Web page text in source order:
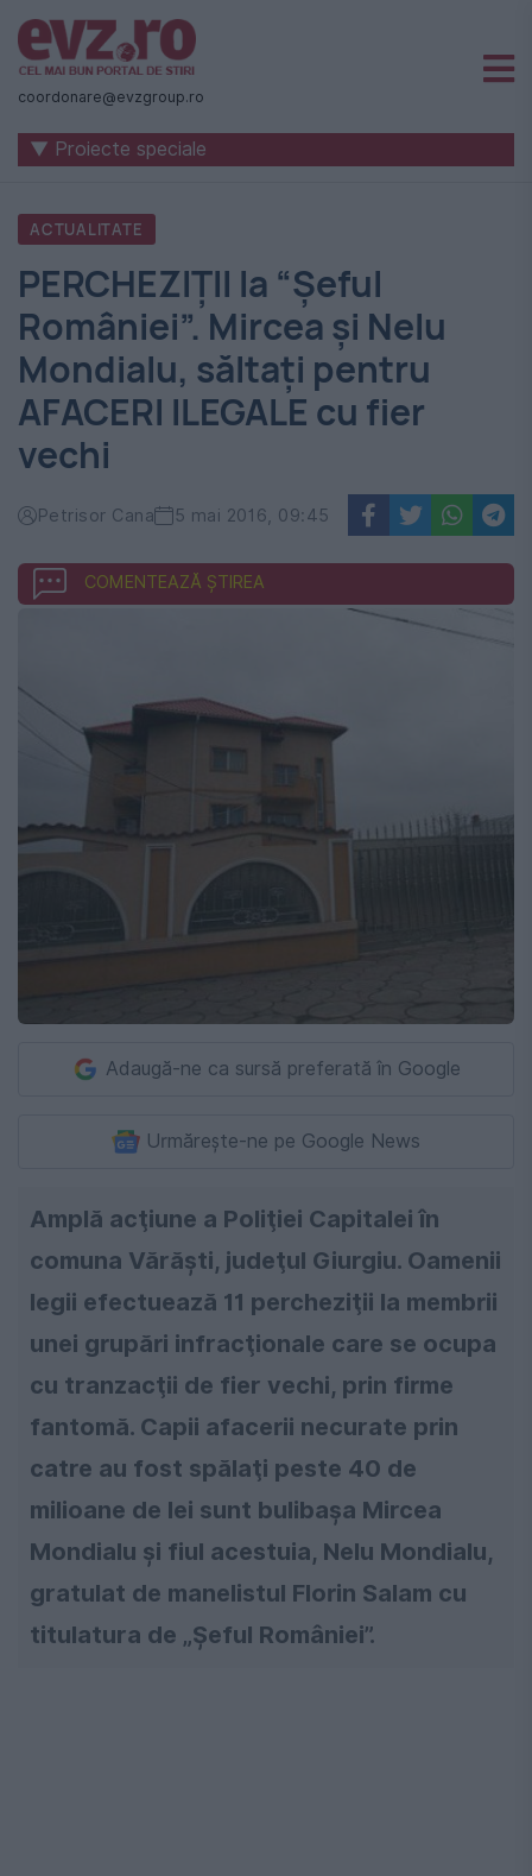
Știri
naționale
internaționale
România
-
Evenimentul
Zilei
coordonare@evzgroup.ro
▼ Proiecte speciale
ACTUALITATE
PERCHEZIŢII la “Şeful
României”. Mircea şi Nelu
Mondialu, săltaţi pentru
AFACERI ILEGALE cu fier
vechi
Petrisor Cana 5 mai 2016, 09:45
COMENTEAZĂ ȘTIREA
Adaugă-ne ca sursă preferată în Google
Urmărește-ne pe Google News
Amplă acţiune a Poliţiei Capitalei în
comuna Vărăşti, judeţul Giurgiu. Oamenii
legii efectuează 11 percheziţii la membrii
unei grupări infracţionale care se ocupa
cu tranzacţii de fier vechi, prin firme
fantomă. Capii afacerii necurate prin
catre au fost spălaţi peste 40 de
milioane de lei sunt bulibaşa Mircea
Mondialu şi fiul acestuia, Nelu Mondialu,
gratulat de manelistul Florin Salam cu
titulatura de „Şeful României”.